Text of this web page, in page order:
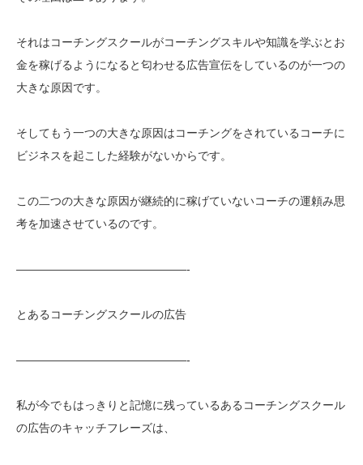
それはコーチングスクールがコーチングスキルや知識を学ぶとお
金を稼げるようになると匂わせる広告宣伝をしているのが一つの
大きな原因です。
そしてもう一つの大きな原因はコーチングをされているコーチに
ビジネスを起こした経験がないからです。
この二つの大きな原因が継続的に稼げていないコーチの運頼み思
考を加速させているのです。
———————————————-
とあるコーチングスクールの広告
———————————————-
私が今でもはっきりと記憶に残っているあるコーチングスクール
の広告のキャッチフレーズは、